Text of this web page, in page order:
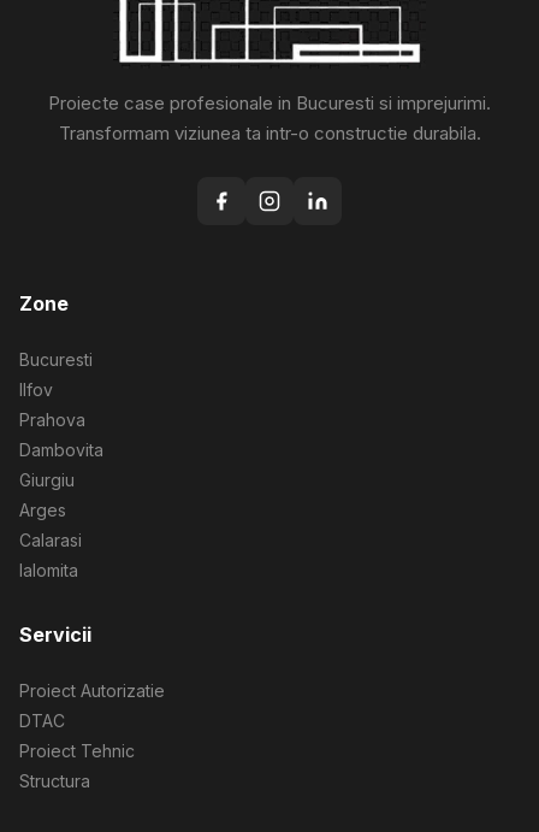
Proiecte case profesionale in Bucuresti si imprejurimi.
Transformam viziunea ta intr-o constructie durabila.
Zone
Bucuresti
Ilfov
Prahova
Dambovita
Giurgiu
Arges
Calarasi
Ialomita
Servicii
Proiect Autorizatie
DTAC
Proiect Tehnic
Structura